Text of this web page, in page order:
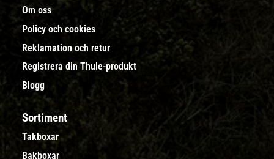
Om oss
Policy och cookies
Reklamation och retur
Registrera din Thule-produkt
Blogg
Sortiment
Takboxar
Bakboxar